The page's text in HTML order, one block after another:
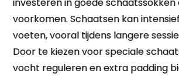
voorkomen. Schaatsen kan
voeten, vooral tijdens langere
Door te kiezen voor speciale
vocht reguleren en extra padding